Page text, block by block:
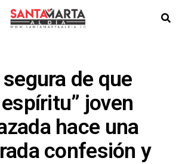
de que
joven
hace una
confesión y